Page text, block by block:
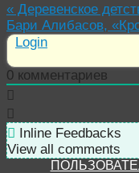
« Деревенское
Бари Алибасов,
Login
0 комментариев
Inline Feedbacks
View all comments